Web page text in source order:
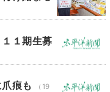
１期生募
痕も
（19